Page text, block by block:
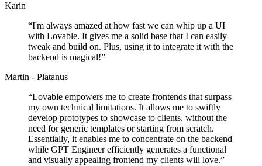
Karin
“I'm always amazed at how fast we can whip up a UI
with Lovable. It gives me a solid base that I can easily
tweak and build on. Plus, using it to integrate it with the
backend is magical!”
Martin - Platanus
“Lovable empowers me to create frontends that surpass
my own technical limitations. It allows me to swiftly
develop prototypes to showcase to clients, without the
need for generic templates or starting from scratch.
Essentially, it enables me to concentrate on the backend
while GPT Engineer efficiently generates a functional
and visually appealing frontend my clients will love.”